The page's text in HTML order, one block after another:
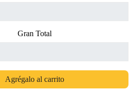
Gran Total
Agrégalo al carrito